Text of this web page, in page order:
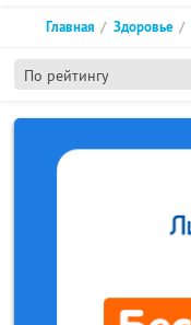
По рейтингу
Главная Здоровье